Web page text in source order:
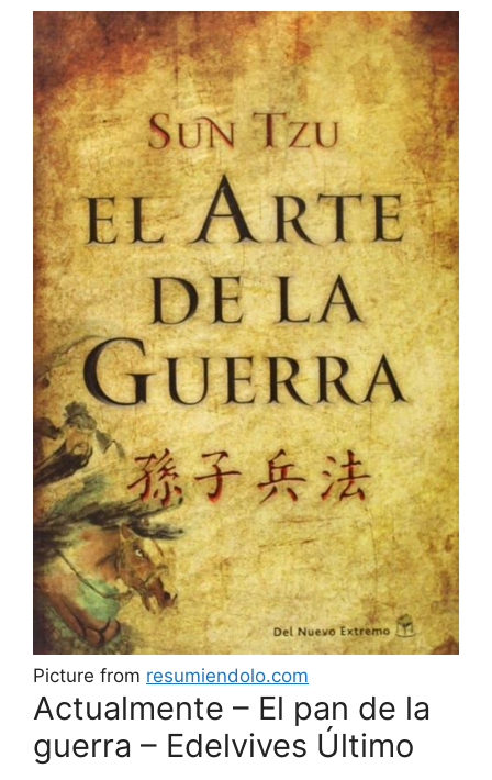
Picture from resumiendolo.com
Actualmente – El pan de la
guerra – Edelvives Último